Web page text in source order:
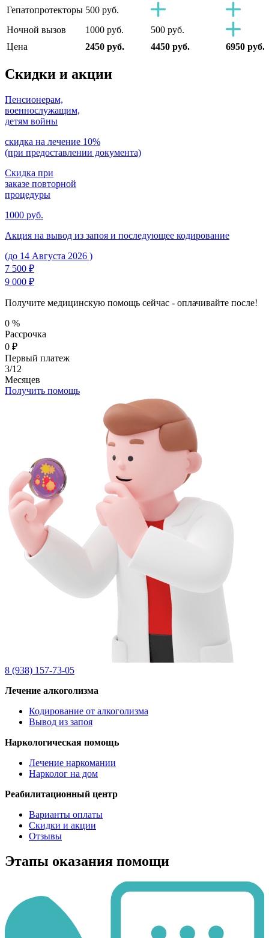
Гепатопротекторы 500 руб.
Ночной вызов
1000 руб.
500 руб.
Цена
2450 руб. 4450 руб. 6950 руб.
Скидки и акции
Пенсионерам,
военнослужащим,
детям войны
скидка на лечение 10%
(при предоставлении документа)
Скидка при
заказе повторной
процедуры
1000 руб.
Акция на вывод из запоя и последующее кодирование
(до 14 Августа 2026 )
7 500 ₽
9 000 ₽
Получите медицинскую помощь сейчас - оплачивайте после!
0 %
Рассрочка
0 ₽
Первый платеж
3/12
Месяцев
Получить помощь
8 (938) 157-73-05
Лечение алкоголизма
Кодирование от алкоголизма
Вывод из запоя
Наркологическая помощь
Лечение наркомании
Нарколог на дом
Реабилитационный центр
Варианты оплаты
Скидки и акции
Отзывы
Этапы оказания помощи